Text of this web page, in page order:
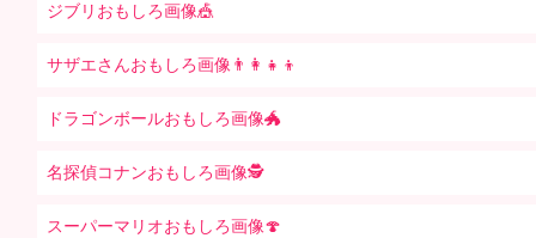
ジブリおもしろ画像🎪
サザエさんおもしろ画像👨‍👩‍👧‍👦
ドラゴンボールおもしろ画像🐲
名探偵コナンおもしろ画像🕵️
スーパーマリオおもしろ画像🍄